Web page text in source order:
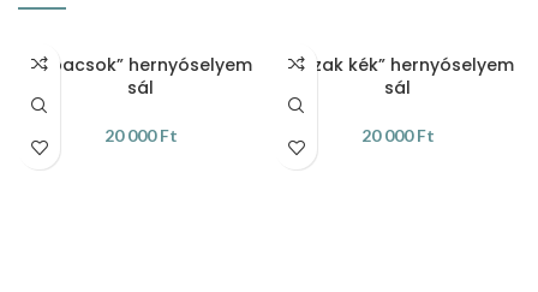
„Pipacsok” hernyóselyem
sál
20 000Ft
„Házak kék” hernyóselyem
sál
20 000Ft